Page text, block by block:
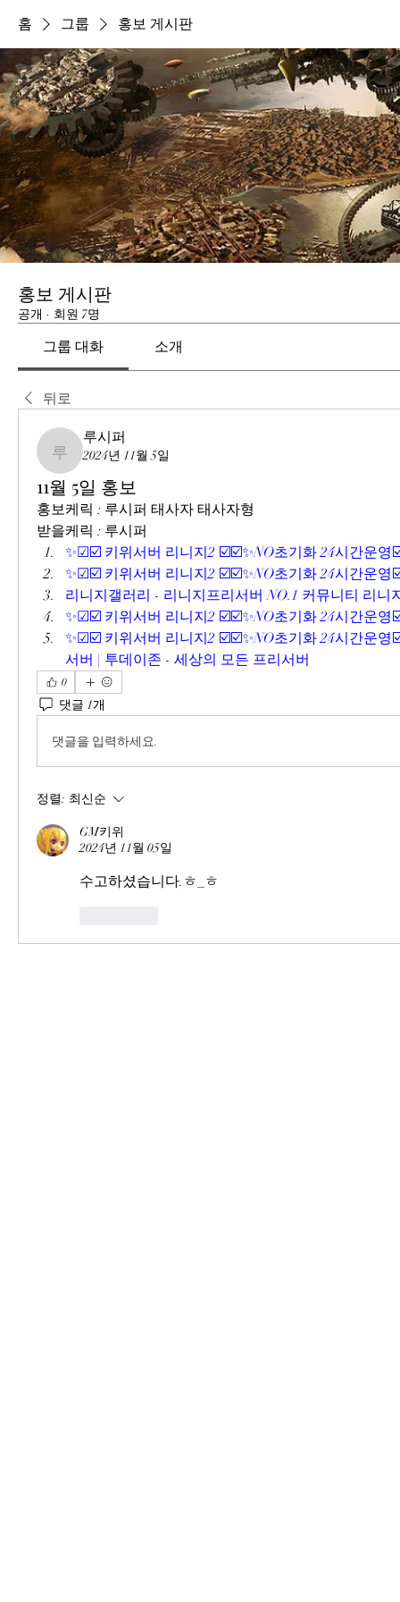
홈 그룹 홍보 게시판
홍보 게시판
공개 · 회원 7명
그룹 대화 소개
뒤로
루시퍼
루시퍼
2024년 11월 5일
11월 5일 홍보
홍보케릭 : 루시퍼 태사자 태사자형
받을케릭 : 루시퍼
✨☑☑️ 키위서버 리니지2 ☑️☑️✨NO초기화 24시간운
✨☑☑️ 키위서버 리니지2 ☑️☑️✨NO초기화 24시간운
리니지갤러리 - 리니지프리서버 NO.1 커뮤니티 리니
✨☑☑️ 키위서버 리니지2 ☑️☑️✨NO초기화 24시간운
✨☑☑️ 키위서버 리니지2 ☑️☑️✨NO초기화 24시간운영
서버 | 투데이존 - 세상의 모든 프리서버
0
댓글 1개
댓글을 입력하세요.
정렬: 최신순
GM키위
2024년 11월 05일
수고하셨습니다.ㅎ_ㅎ